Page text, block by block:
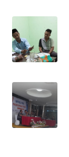
JATIM
WN
KALBAR